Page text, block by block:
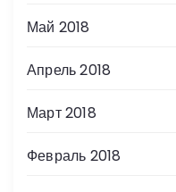
Май 2018
Апрель 2018
Март 2018
Февраль 2018